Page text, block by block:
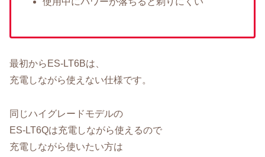
最初からES-LT6Bは、
充電しながら使えない仕様です。
同じハイグレードモデルの
ES-LT6Qは充電しながら使えるので
充電しながら使いたい方は